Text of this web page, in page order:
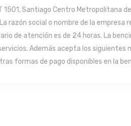
1501, Santiago Centro Metropolitana
razón social o nombre de la empresa
de atención es de 24 horas. La
Además acepta los siguientes
formas de pago disponibles en la